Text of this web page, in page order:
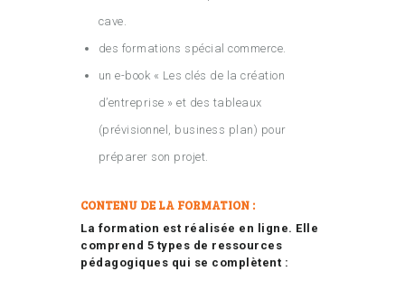
cave.
des formations spécial commerce.
un e-book « Les clés de la création
d’entreprise » et des tableaux
(prévisionnel, business plan) pour
préparer son projet.
CONTENU DE LA FORMATION :
La formation est réalisée en ligne. Elle
comprend 5 types de ressources
pédagogiques qui se complètent :